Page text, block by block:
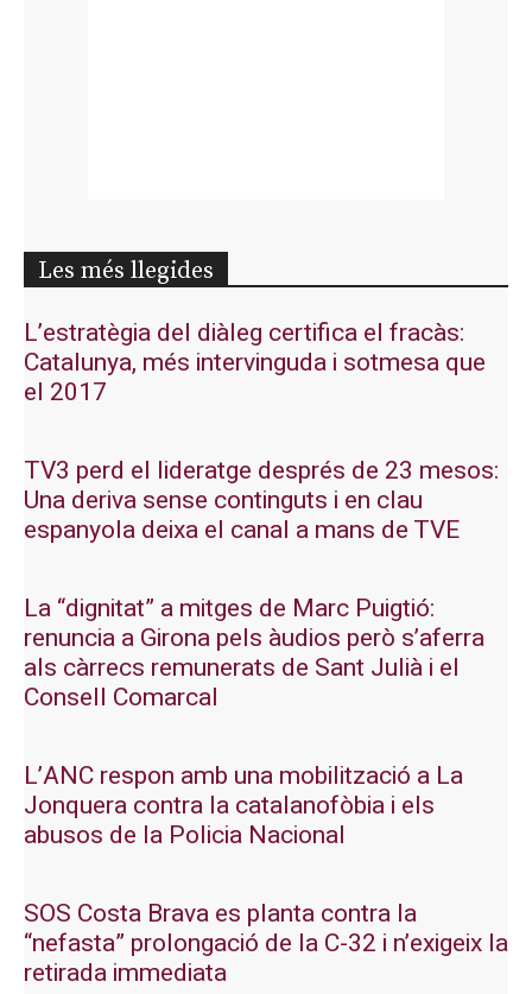
Les més llegides
L’estratègia del diàleg certifica el fracàs:
Catalunya, més intervinguda i sotmesa que
el 2017
TV3 perd el lideratge després de 23 mesos:
Una deriva sense continguts i en clau
espanyola deixa el canal a mans de TVE
La “dignitat” a mitges de Marc Puigtió:
renuncia a Girona pels àudios però s’aferra
als càrrecs remunerats de Sant Julià i el
Consell Comarcal
L’ANC respon amb una mobilització a La
Jonquera contra la catalanofòbia i els
abusos de la Policia Nacional
SOS Costa Brava es planta contra la
“nefasta” prolongació de la C-32 i n’exigeix la
retirada immediata